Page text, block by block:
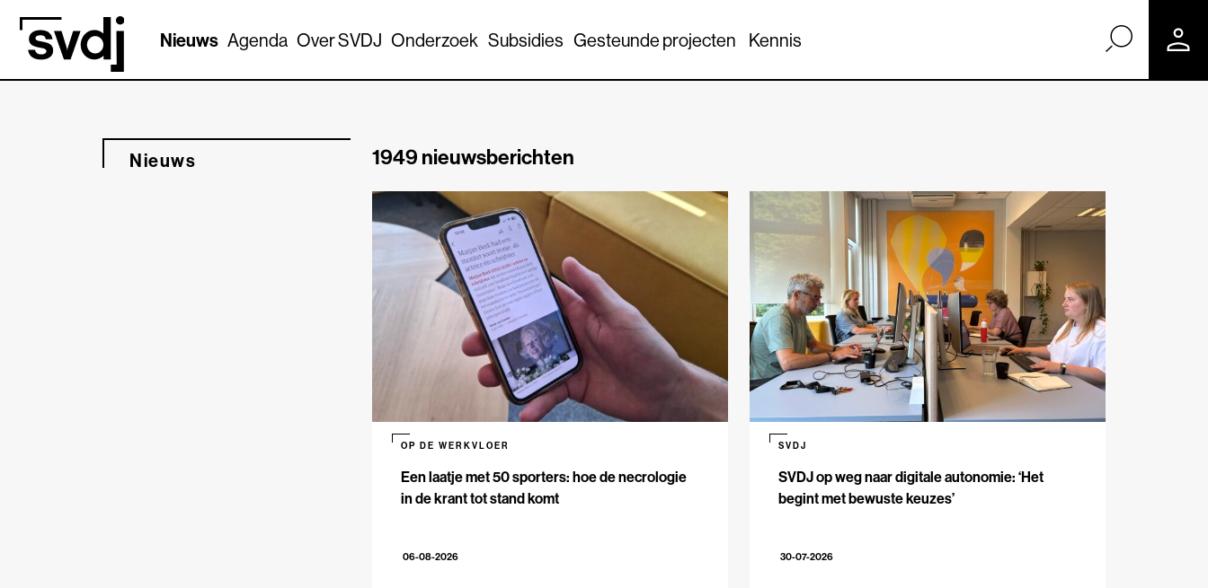
Naar hoofdinhoud
Nieuws Agenda Over SVDJ Onderzoek Subsidies Gesteunde projecten Kennis
Nieuws 1949 nieuwsberichten
Een laatje met 50 sporters: hoe de necrologie
in de krant tot stand komt
OP DE WERKVLOER
06-08-2026
SVDJ op weg naar digitale autonomie: ‘Het
begint met bewuste keuzes’
SVDJ
30-07-2026